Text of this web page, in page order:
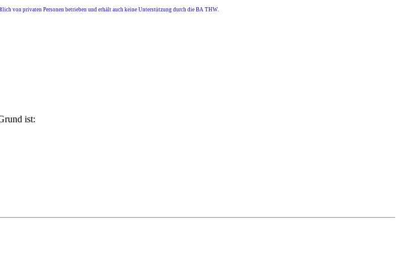
von privaten Personen betrieben und erhält auch keine Unterstützung durch die BA THW.
ist: